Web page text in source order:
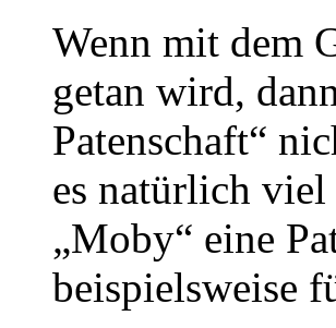
Wenn mit dem
getan wird,
Patenschaft“
es natürlich
„Moby“ eine
beispielsweise